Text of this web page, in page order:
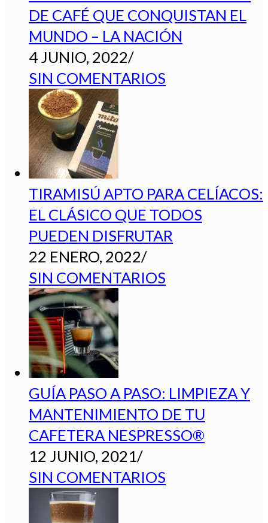
DE CAFÉ QUE CONQUISTAN EL
MUNDO – LA NACIÓN
4 JUNIO, 2022/
SIN COMENTARIOS
TIRAMISÚ APTO PARA CELÍACOS:
EL CLÁSICO QUE TODOS
PUEDEN DISFRUTAR
22 ENERO, 2022/
SIN COMENTARIOS
GUÍA PASO A PASO: LIMPIEZA Y
MANTENIMIENTO DE TU
CAFETERA NESPRESSO®
12 JUNIO, 2021/
SIN COMENTARIOS